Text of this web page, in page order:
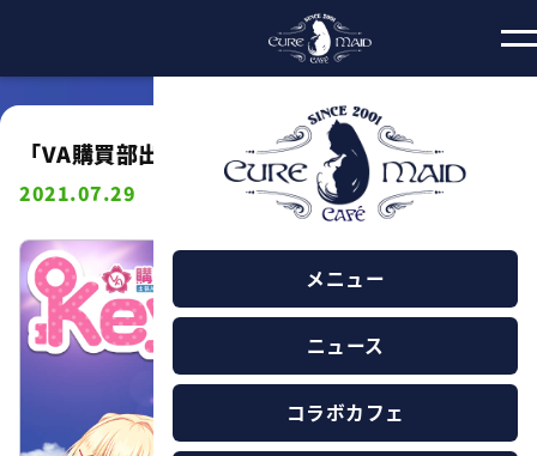
メニュー
ニュース
コラボカフェ
「VA購買部出張所2021」開催記念 Keyカフェ
2021.07.29